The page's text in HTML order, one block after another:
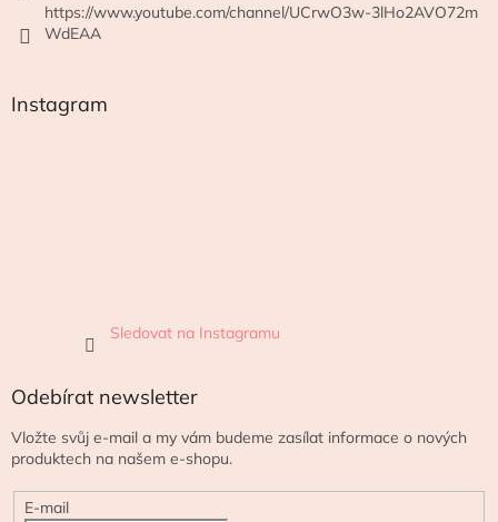
https://www.youtube.com/channel/UCrwO3w-3lHo2AVO72m
WdEAA
Instagram
Sledovat na Instagramu
Odebírat newsletter
Vložte svůj e-mail a my vám budeme zasílat informace o nových
produktech na našem e-shopu.
E-mail